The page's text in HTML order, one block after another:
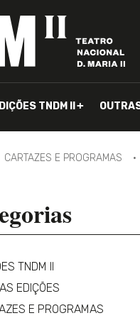
TNDM II
CARTAZES E PROGRAMAS
TNDM II
EDIÇÕES
E PROGRAMAS